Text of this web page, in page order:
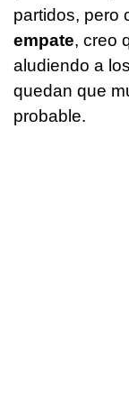
partidos, pero
empate, creo
aludiendo a los
quedan que
probable.